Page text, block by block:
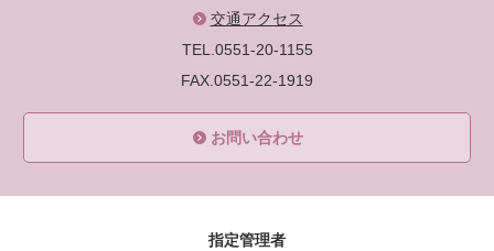
交通アクセス
TEL.0551-20-1155
FAX.0551-22-1919
お問い合わせ
指定管理者